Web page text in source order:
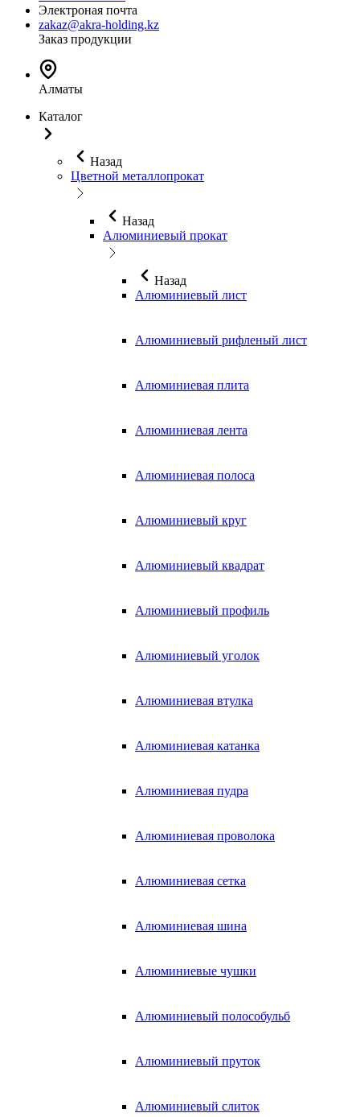
Электроная почта
zakaz@akra-holding.kz
Заказ продукции
Алматы
Каталог
Назад
Цветной металлопрокат
Назад
Алюминиевый прокат
Назад
Алюминиевый лист
Алюминиевый рифленый лист
Алюминиевая плита
Алюминиевая лента
Алюминиевая полоса
Алюминиевый круг
Алюминиевый квадрат
Алюминиевый профиль
Алюминиевый уголок
Алюминиевая втулка
Алюминиевая катанка
Алюминиевая пудра
Алюминиевая проволока
Алюминиевая сетка
Алюминиевая шина
Алюминиевые чушки
Алюминиевый полособульб
Алюминиевый пруток
Алюминиевый слиток